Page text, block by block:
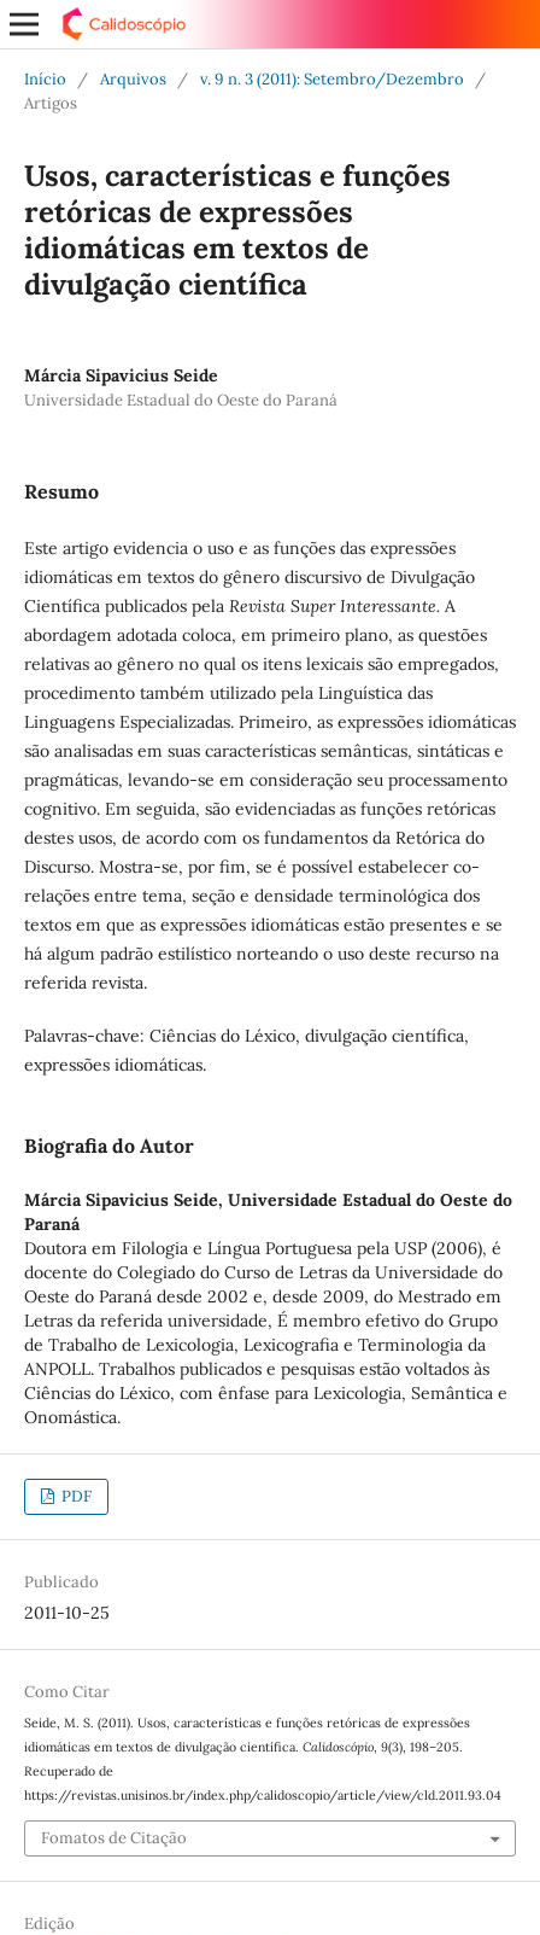
Início / Arquivos / v. 9 n. 3 (2011): Setembro/Dezembro
/
Artigos
Usos, características e funções
retóricas de expressões
idiomáticas em textos de
divulgação científica
Márcia Sipavicius Seide
Universidade Estadual do Oeste do Paraná
Resumo
Este artigo evidencia o uso e as funções das expressões
idiomáticas em textos do gênero discursivo de Divulgação
Científica publicados pelaRevista Super Interessante. A
abordagem adotada coloca, em primeiro plano, as questões
relativas ao gênero no qual os itens lexicais são empregados,
procedimento também utilizado pela Linguística das
Linguagens Especializadas. Primeiro, as expressões idiomáticas
são analisadas em suas características semânticas, sintáticas e
pragmáticas, levando-se em consideração seu processamento
cognitivo. Em seguida, são evidenciadas as funções retóricas
destes usos, de acordo com os fundamentos da Retórica do
Discurso. Mostra-se, por fim, se é possível estabelecer co-
relações entre tema, seção e densidade terminológica dos
textos em que as expressões idiomáticas estão presentes e se
há algum padrão estilístico norteando o uso deste recurso na
referida revista.
Palavras-chave: Ciências do Léxico, divulgação científica,
expressões idiomáticas.
Biografia do Autor
Márcia Sipavicius Seide, Universidade Estadual do Oeste do
Paraná
Doutora em Filologia e Língua Portuguesa pela USP (2006), é
docente do Colegiado do Curso de Letras da Universidade do
Oeste do Paraná desde 2002 e, desde 2009, do Mestrado em
Letras da referida universidade, É membro efetivo do Grupo
de Trabalho de Lexicologia, Lexicografia e Terminologia da
ANPOLL. Trabalhos publicados e pesquisas estão voltados às
Ciências do Léxico, com ênfase para Lexicologia, Semântica e
Onomástica.
PDF
Publicado
2011-10-25
Como Citar
Seide, M. S. (2011). Usos, características e funções retóricas de expressões
idiomáticas em textos de divulgação científica. Calidoscópio, 9(3), 198–205.
Recuperado de
https://revistas.unisinos.br/index.php/calidoscopio/article/view/cld.2011.93.04
Fomatos de Citação
Edição